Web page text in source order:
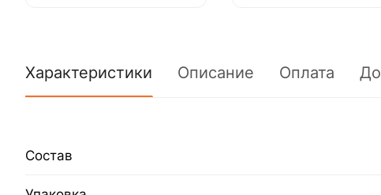
Характеристики Описание Оплата
Состав